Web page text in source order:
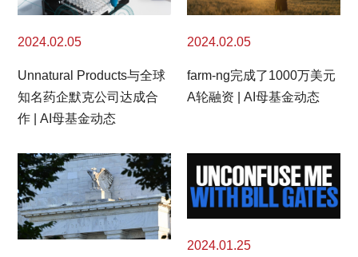
2024.02.05
Unnatural Products与全球
知名药企默克公司达成合
作 | AI母基金动态
2024.02.05
farm-ng完成了1000万美元
A轮融资 | AI母基金动态
2024.01.25